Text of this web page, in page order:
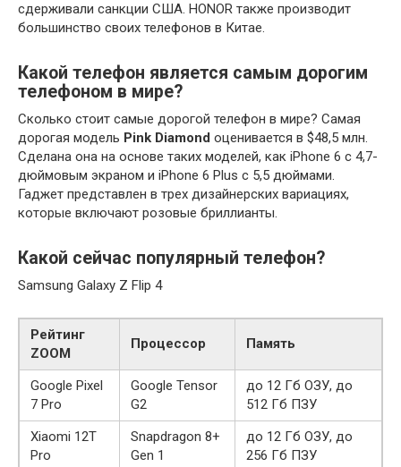
сдерживали санкции США. HONOR также производит
большинство своих телефонов в Китае.
Какой телефон является самым дорогим
телефоном в мире?
Сколько стоит самые дорогой телефон в мире? Самая
дорогая модель Pink Diamond оценивается в $48,5 млн.
Сделана она на основе таких моделей, как iPhone 6 с 4,7-
дюймовым экраном и iPhone 6 Plus с 5,5 дюймами.
Гаджет представлен в трех дизайнерских вариациях,
которые включают розовые бриллианты.
Какой сейчас популярный телефон?
Samsung Galaxy Z Flip 4
Рейтинг
ZOOM
Процессор Память
Google Pixel
7 Pro
Google Tensor
G2
до 12 Гб ОЗУ, до
512 Гб ПЗУ
Xiaomi 12T
Pro
Snapdragon 8+
Gen 1
до 12 Гб ОЗУ, до
256 Гб ПЗУ